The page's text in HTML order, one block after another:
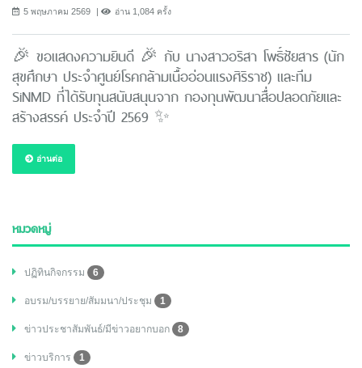
5 พฤษภาคม 2569 อ่าน 1,084 ครั้ง
🎉 ขอแสดงความยินดี 🎉 กับ นางสาวอริสา โพธิ์ชัยสาร (นัก
สุขศึกษา ประจำศูนย์โรคกล้ามเนื้ออ่อนแรงศิริราช) และทีม
SiNMD ที่ได้รับทุนสนับสนุนจาก กองทุนพัฒนาสื่อปลอดภัยและ
สร้างสรรค์ ประจำปี 2569 ✨
อ่านต่อ
หมวดหมู่
ปฏิทินกิจกรรม 6
อบรม/บรรยาย/สัมมนา/ประชุม 1
ข่าวประชาสัมพันธ์/มีข่าวอยากบอก 8
ข่าวบริการ 1